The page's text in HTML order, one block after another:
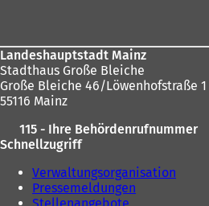
Landeshauptstadt Mainz
Stadthaus Große Bleiche
Große Bleiche 46/Löwenhofstraße 1
55116 Mainz
115 - Ihre Behördenrufnummer
Schnellzugriff
Verwaltungsorganisation
Pressemeldungen